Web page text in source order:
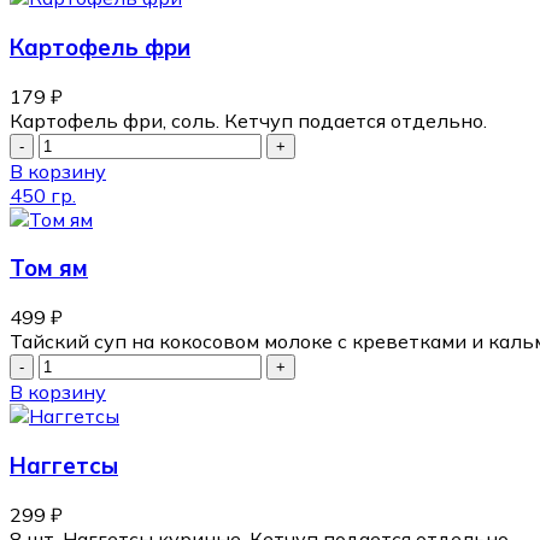
Картофель фри
179 ₽
Картофель фри, соль. Кетчуп подается отдельно.
В корзину
450 гр.
Том ям
499 ₽
Тайский суп на кокосовом молоке с креветками и
В корзину
Наггетсы
299 ₽